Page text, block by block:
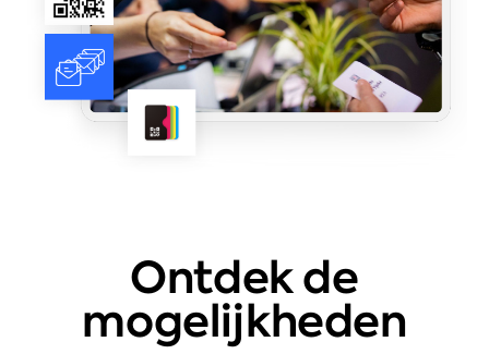
Ontdek de
mogelijkheden